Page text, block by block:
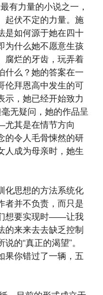
有力量的小说之一，
起伏不定的力量。施
是如何源于她在四十
为什么她不愿意生孩
腐烂的牙齿，玩弄着
什么？她的答案在一
伦拜恩高中发生的可
示，她已经开始致力
无疑问，她的作品呈
其是在情节方向
的令人毛骨悚然的研
人成为母亲时，她生
化思想的方法系统化
者并不负责，而只是
想要实现时——让我
的来来去去缺乏控制
的“真正的渴望”。
果你错过了一辆，五